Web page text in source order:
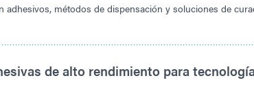
adhesivos, métodos de dispensación y soluciones de
de alto rendimiento para